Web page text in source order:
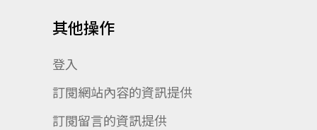
其他操作
登入
訂閱網站內容的資訊提供
訂閱留言的資訊提供